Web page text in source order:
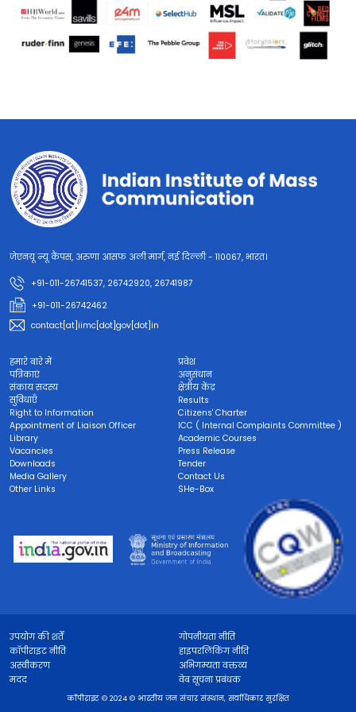
जेएनयू न्यू कैंपस, अरुणा आसफ अली मार्ग, नई दिल्ली - 110067, भारत।
+91-011-26741537, 26742920, 26741987
+91-011-26742462
contact[at]iimc[dot]gov[dot]in
हमारे बारे में
प्रवेश
पत्रिकाएं
अनुसंधान
संकाय सदस्य
क्षेत्रीय केंद्र
सुविधाएँ
Results
Right to Information
Citizens' Charter
Appointment of Liaison Officer
ICC ( Internal Complaints Committee )
Library
Academic Courses
Vacancies
Press Release
Downloads
Tender
Media Gallery
Contact Us
Other Links
SHe-Box
उपयोग की शर्तें
गोपनीयता नीति
कॉपीराइट नीति
हाइपरलिंकिंग नीति
अस्वीकरण
अभिगम्यता वक्तव्य
मदद
वेब सूचना प्रबंधक
कॉपीराइट © 2024 © भारतीय जन संचार संस्थान, सर्वाधिकार सुरक्षित